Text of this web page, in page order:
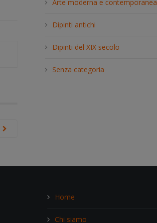
h
Arte moderna e contemporanea
Dipinti antichi
Dipinti del XIX secolo
Senza categoria
Home
Chi siamo